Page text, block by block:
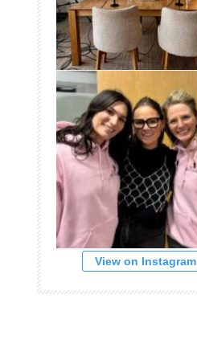
View on Instagram